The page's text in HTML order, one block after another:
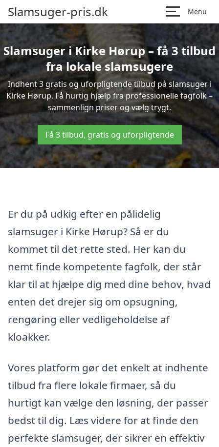
Slamsuger-pris.dk Menu
Slamsuger i Kirke Hørup – få 3 tilbud
fra lokale slamsugere
Indhent 3 gratis og uforpligtende tilbud på slamsuger i
Kirke Hørup. Få hurtig hjælp fra professionelle fagfolk –
sammenlign priser og vælg trygt.
Få 3 tilbud, gratis og uforpligtende
Er du på udkig efter en pålidelig
slamsuger i Kirke Hørup? Så er du
kommet til det rette sted. Her kan du
nemt finde kompetente fagfolk, der står
klar til at hjælpe dig med dine behov, hvad
enten det drejer sig om opsugning,
rengøring eller vedligeholdelse af
kloakker.
Vores platform gør det enkelt at indhente
tilbud fra flere lokale firmaer, så du
hurtigt kan vælge den løsning, der passer
bedst til dig. Læs videre for at finde den
perfekte slamsuger, der sikrer en effektiv